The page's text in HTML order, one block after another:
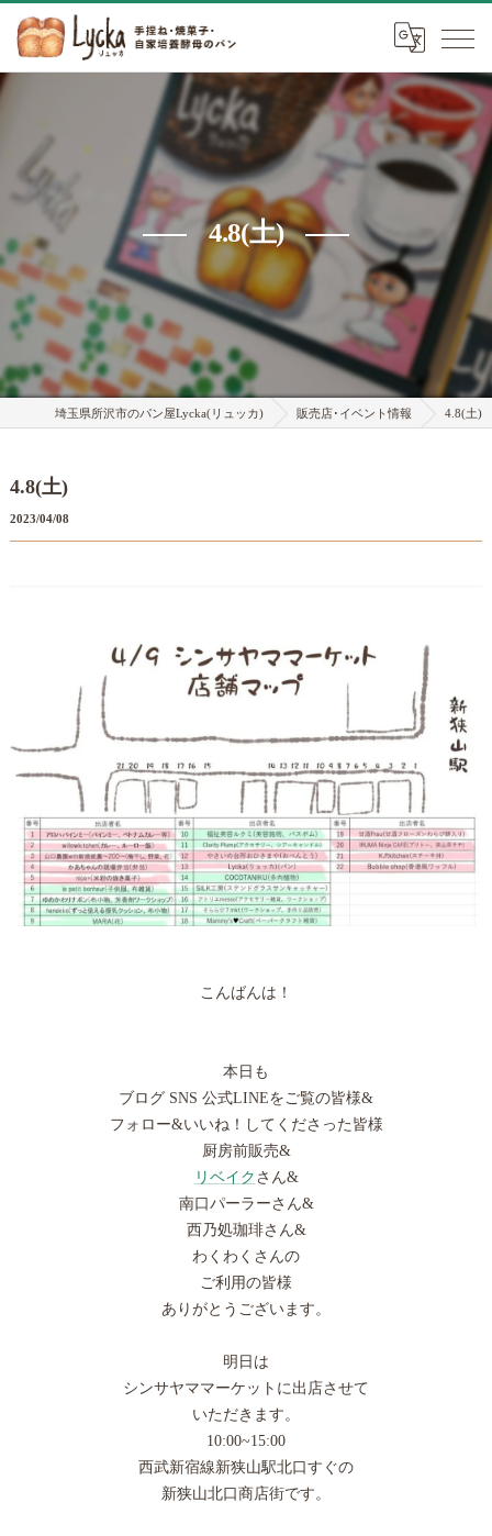
4.8(土)
埼玉県所沢市のパン屋Lycka(リュッカ) 販売店･イベント情報 4.8(土)
4.8(土)
2023/04/08
こんばんは！
本日も
ブログ SNS 公式LINEをご覧の皆様&
フォロー&いいね！してくださった皆様
厨房前販売&
リベイク さん&
南口パーラーさん&
西乃処珈琲さん&
わくわくさんの
ご利用の皆様
ありがとうございます。
明日は
シンサヤママーケットに出店させて
いただきます。
10:00~15:00
西武新宿線新狭山駅北口すぐの
新狭山北口商店街です。